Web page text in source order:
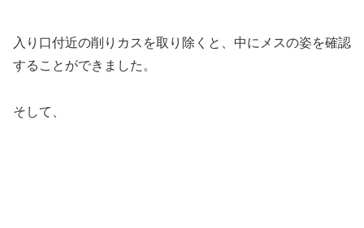
入り口付近の削りカスを取り除くと、中にメスの姿を確認
することができました。
そして、